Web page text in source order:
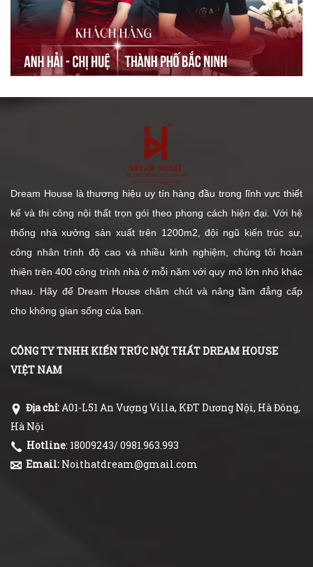
Dream House là thương hiệu uy tín hàng đầu trong lĩnh vực thiết
kế và thi công nội thất trọn gói theo phong cách hiện đại. Với hệ
thống nhà xưởng sản xuất trên 1200m2, đội ngũ kiến trúc sư,
công nhân trình độ cao và nhiều kinh nghiệm, chúng tôi hoàn
thiện trên 400 công trình nhà ở mỗi năm với quy mô lớn nhỏ khác
nhau. Hãy để Dream House chăm chút và nâng tầm đẳng cấp
cho không gian sống của bạn.
CÔNG TY TNHH KIẾN TRÚC NỘI THẤT DREAM HOUSE
VIỆT NAM
Địa chỉ:A01-L51 An Vượng Villa, KĐT Dương Nội, Hà Đông,
Hà Nội
Hotline: 18009243/ 0981.963.993
Email: Noithatdream@gmail.com